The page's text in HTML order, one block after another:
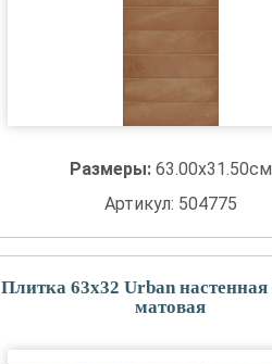
Размеры: 63.00x31.50см
Артикул: 504775
Плитка 63x32 Urban
матовая